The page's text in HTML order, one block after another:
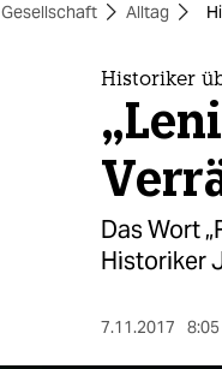
Gesellschaft Alltag
Historiker
Das Wort
Historiker
7.11.2017